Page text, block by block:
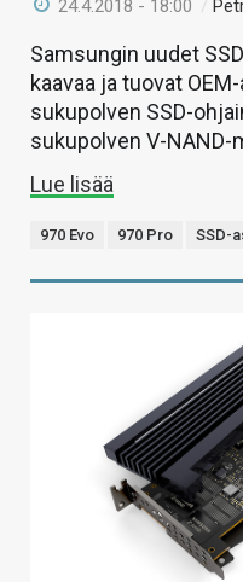
24.4.2018 - 18:00 /
Samsungin uudet
kaavaa ja tuovat
sukupolven SSD-
sukupolven V-
Lue lisää
970 Evo 970 Pro SSD-